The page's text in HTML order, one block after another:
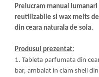
Prelucram manual
reutilizabile si wax melts
din ceara naturala de soia.
Produsul prezentat:
1. Tableta parfumata din
bar, ambalat in clam shell